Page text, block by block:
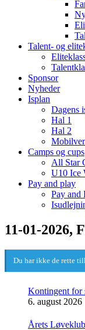
Talent- og
Sponsor
Nyheder
Isplan
Dagens
Hal 1
Hal 2
Camps og cups
All Star
U10 Ice
Pay and play
Pay and
11-01-2026,
Du har ikke de rette
Kontingent for
6. august 2026
Årets